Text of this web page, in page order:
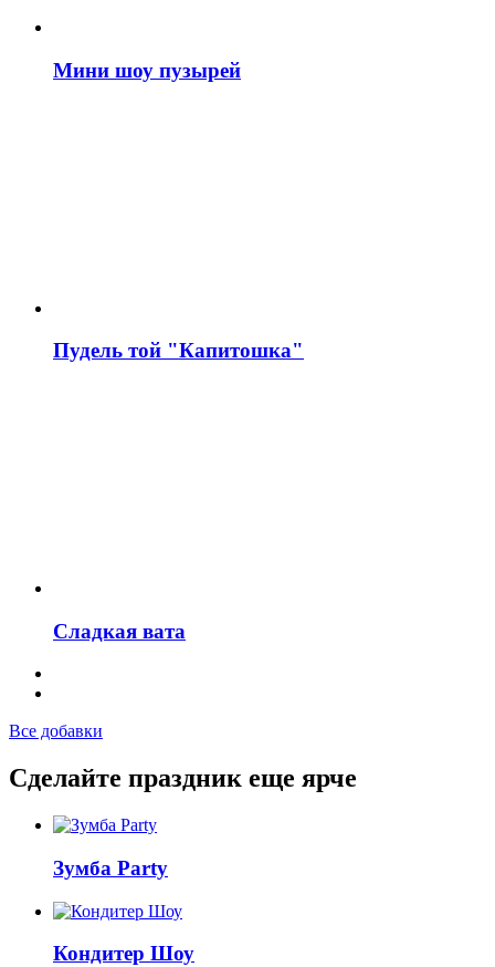
Мини шоу пузырей
Пудель той "Капитошка"
Сладкая вата
Все добавки
Сделайте праздник еще ярче
Зумба Party
Кондитер Шоу